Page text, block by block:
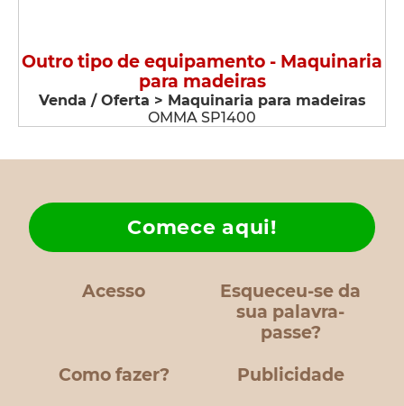
Outro tipo de equipamento - Maquinaria
para madeiras
Venda / Oferta > Maquinaria para madeiras
OMMA SP1400
Acesso
Esqueceu-se da
sua palavra-
passe?
Como fazer?
Comece aqui!
Publicidade